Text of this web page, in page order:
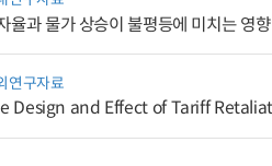
율과 물가 상승이 불평등에 미치는 영향
연구자료
Design and Effect of Tariff